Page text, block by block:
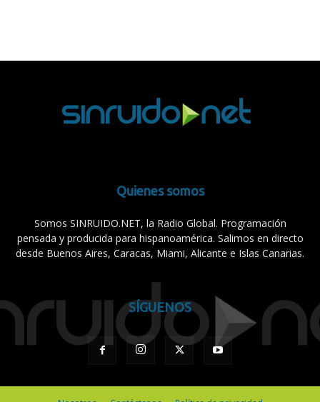
Quienes somos
Somos SINRUIDO.NET, la Radio Global. Programación
pensada y producida para hispanoamérica. Salimos en directo
desde Buenos Aires, Caracas, Miami, Alicante e Islas Canarias.
SÍGUENOS